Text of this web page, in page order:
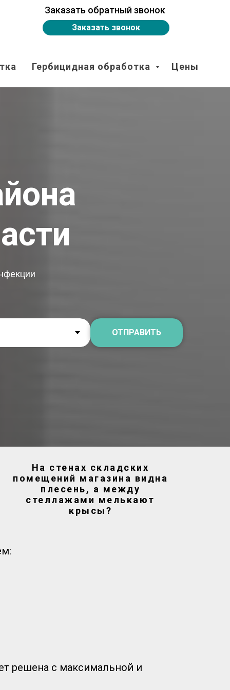
Заказать обратный звонок
Заказать звонок
Гербицидная обработка
Цены
ОТПРАВИТЬ
На стенах складских
помещений магазина видна
плесень, а между
стеллажами мелькают
крысы?
решена с максимальной и